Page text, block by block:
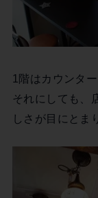
1階はカウンタ
それにしても、
しさが目にとま